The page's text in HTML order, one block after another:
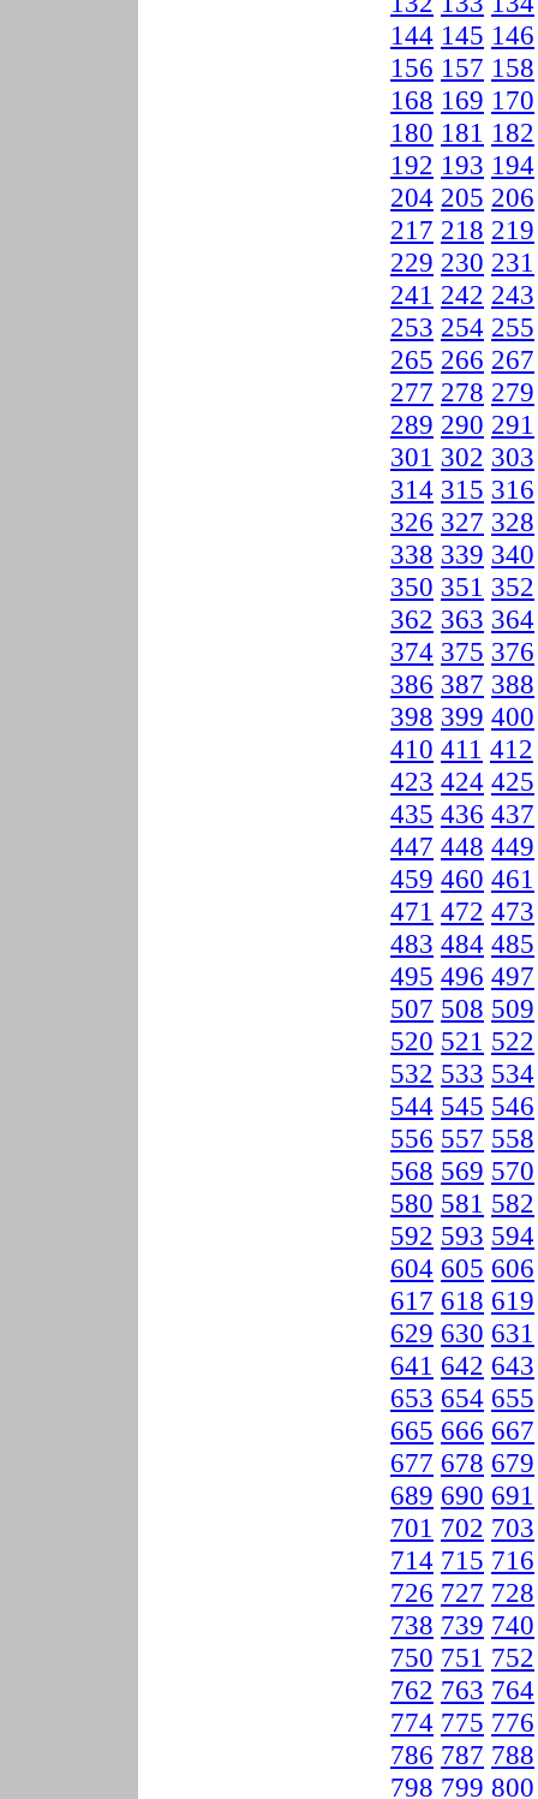
144 145 146
156 157 158
168 169 170
180 181 182
192 193 194
204 205 206
217 218 219
229 230 231
241 242 243
253 254 255
265 266 267
277 278 279
289 290 291
301 302 303
314 315 316
326 327 328
338 339 340
350 351 352
362 363 364
374 375 376
386 387 388
398 399 400
410 411 412
423 424 425
435 436 437
447 448 449
459 460 461
471 472 473
483 484 485
495 496 497
507 508 509
520 521 522
532 533 534
544 545 546
556 557 558
568 569 570
580 581 582
592 593 594
604 605 606
617 618 619
629 630 631
641 642 643
653 654 655
665 666 667
677 678 679
689 690 691
701 702 703
714 715 716
726 727 728
738 739 740
750 751 752
762 763 764
774 775 776
786 787 788
798 799 800